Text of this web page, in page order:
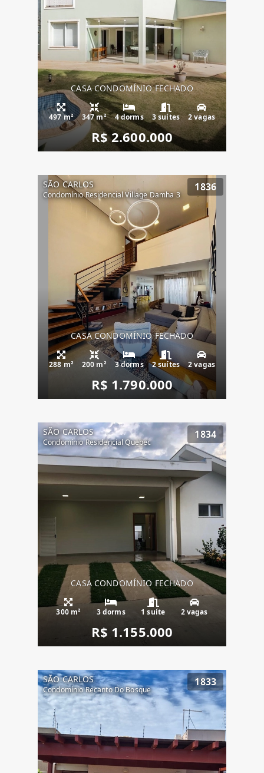
CASA CONDOMÍNIO FECHADO
497 m² 347 m² 4 dorms 3 suítes 2 vagas
R$ 2.600.000
SÃO CARLOS
Condomínio Residencial Village Damha 3
1836
CASA CONDOMÍNIO FECHADO
288 m² 200 m² 3 dorms 2 suítes 2 vagas
R$ 1.790.000
SÃO CARLOS
Condomínio Residencial Quebec
1834
CASA CONDOMÍNIO FECHADO
300 m² 3 dorms 1 suíte 2 vagas
R$ 1.155.000
SÃO CARLOS
Condomínio Recanto Do Bosque
1833